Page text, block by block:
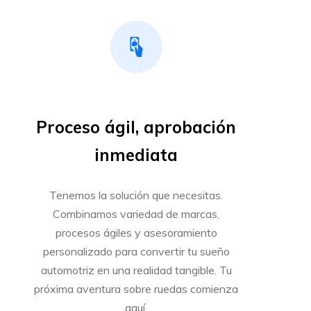
Proceso ágil, aprobación
inmediata
Tenemos la solución que necesitas.
Combinamos variedad de marcas,
procesos ágiles y asesoramiento
personalizado para convertir tu sueño
automotriz en una realidad tangible. Tu
próxima aventura sobre ruedas comienza
aquí.